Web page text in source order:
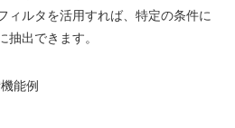
ィルタを活用すれば、特定の条件に
抽出できます。
能例